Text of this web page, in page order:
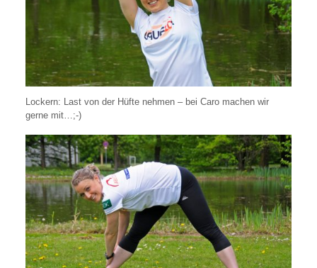
Lockern: Last von der Hüfte nehmen – bei Caro machen wir
gerne mit…;-)